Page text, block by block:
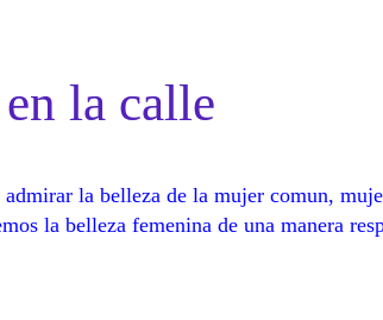
la calle
la belleza de la mujer comun,
la belleza femenina de una manera